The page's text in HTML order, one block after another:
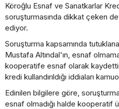
Köroğlu Esnaf ve Sanatkarlar
soruşturmasında dikkat çeken
ediyor.
Soruşturma kapsamında
Mustafa Altındal'ın, esnaf
kooperatife esnaf olarak
kredi kullandırıldığı iddiaları
Edinilen bilgilere göre,
esnaf olmadığı halde kooperatif